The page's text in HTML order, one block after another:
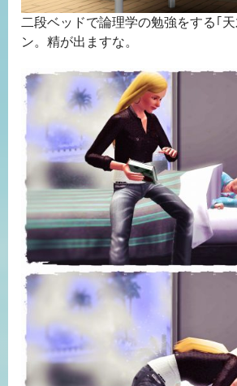
二段ベッドで論理学の勉強をする｢
ン。精が出ますな。